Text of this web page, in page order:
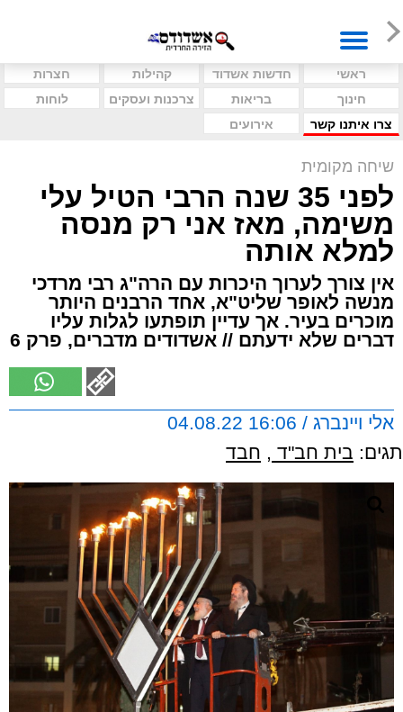
ראשי חדשות אשדוד קהילות
חצרות
חינוך
בריאות צרכנות ועסקים
לוחות
צרו איתנו קשר
אירועים
שיחה מקומית
לפני 35 שנה הרבי הטיל עלי
משימה, מאז אני רק מנסה
למלא אותה
אין צורך לערוך היכרות עם הרה"ג רבי מרדכי
מנשה לאופר שליט"א, אחד הרבנים היותר
מוכרים בעיר. אך עדיין תופתעו לגלות עליו
דברים שלא ידעתם // אשדודים מדברים, פרק 6
אלי ויינברג / 16:06 04.08.22
תגים: בית חב"ד , חבד